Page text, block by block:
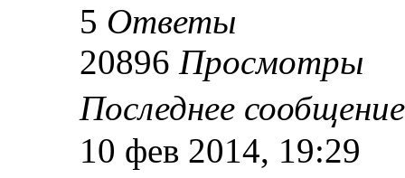
5 Ответы
20896 Просмотры
Последнее
10 фев 2014, 19:29